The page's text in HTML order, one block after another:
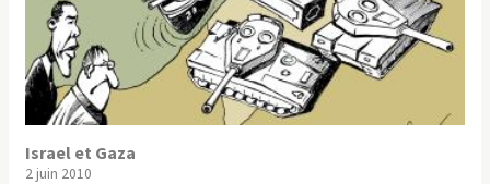
Israel et Gaza
2 juin 2010